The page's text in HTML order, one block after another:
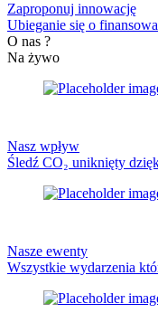
Zaproponuj innowację
Ubieganie się o
O nas ?
Na żywo
Nasz wpływ
Śledź CO₂ uniknięty
Nasze ewenty
Wszystkie wydarzenia